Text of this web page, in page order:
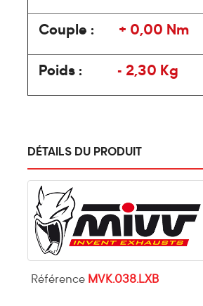
Couple : + 0,00 Nm
Poids : - 2,30 Kg
DÉTAILS DU PRODUIT
Référence MVK.038.LXB